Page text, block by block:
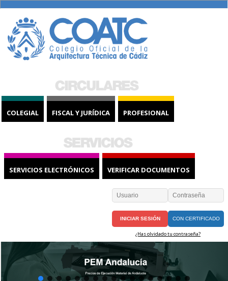
COLEGIAL FISCAL Y JURÍDICA PROFESIONAL
SERVICIOS ELECTRÓNICOS VERIFICAR DOCUMENTOS
CON CERTIFICADO
¿Has olvidado tu contraseña?